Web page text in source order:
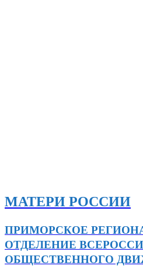
МАТЕРИ РОССИИ
ПРИМОРСКОЕ
ОТДЕЛЕНИЕ
ОБЩЕСТВЕННОГО